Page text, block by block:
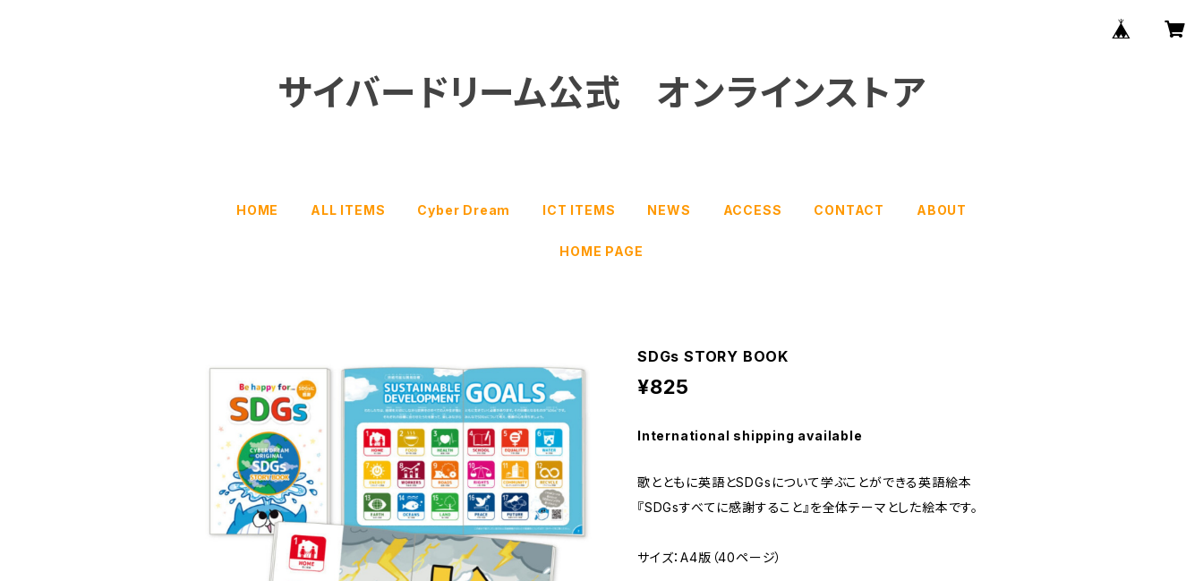
サイバードリーム公式 オンラインストア
HOME ALL ITEMS Cyber Dream ICT ITEMS NEWS ACCESS CONTACT ABOUT
HOME PAGE
SDGs STORY BOOK
¥825
International shipping available
歌とともに英語とSDGsについて学ぶことができる英語絵本
『SDGsすべてに感謝すること』を全体テーマとした絵本です。
サイズ：A4版（40ページ）